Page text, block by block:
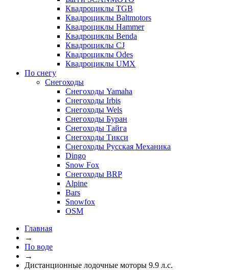
Квадроциклы TGB
Квадроциклы Baltmotors
Квадроциклы Hammer
Квадроциклы Benda
Квадроциклы CJ
Квадроциклы Odes
Квадроциклы UMX
По снегу
Снегоходы
Снегоходы Yamaha
Снегоходы Irbis
Снегоходы Wels
Снегоходы Буран
Снегоходы Тайга
Снегоходы Тикси
Снегоходы Русская Механика
Dingo
Snow Fox
Снегоходы BRP
Alpine
Bars
Snowfox
OSM
Главная
→
По воде
→
Дистанционные лодочные моторы 9.9 л.с.